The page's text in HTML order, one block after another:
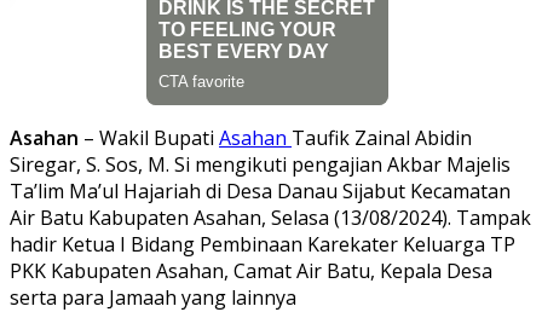
Asahan – Wakil Bupati Asahan Taufik Zainal Abidin
Siregar, S. Sos, M. Si mengikuti pengajian Akbar Majelis
Ta’lim Ma’ul Hajariah di Desa Danau Sijabut Kecamatan
Air Batu Kabupaten Asahan, Selasa (13/08/2024). Tampak
hadir Ketua I Bidang Pembinaan Karekater Keluarga TP
PKK Kabupaten Asahan, Camat Air Batu, Kepala Desa
serta para Jamaah yang lainnya